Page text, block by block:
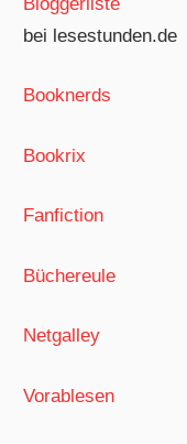
bei lesestunden.de
Booknerds
Bookrix
Fanfiction
Büchereule
Netgalley
Vorablesen